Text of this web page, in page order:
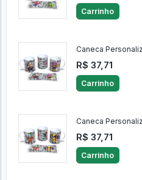
Carrinho
Caneca
R$ 37,71
Carrinho
Caneca
R$ 37,71
Carrinho